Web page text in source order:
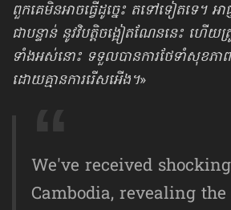
ពួកគេមិនអាចធ្វើដូច្នេះ តទៅទៀតទេ។ អា
ជាបន្ទាន់ នូវវិបត្តិចង្អៀតណែននេះ ហើយត្
ទាំងអស់នោះ ទទួលបានការថែទាំសុខភា
ដោយគ្មានការរើសអើង។»
We've received
Cambodia, revealing